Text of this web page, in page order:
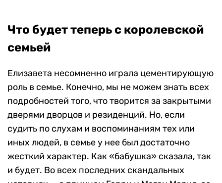
Что будет теперь с королевской
семьей
Елизавета несомненно играла цементирующую
роль в семье. Конечно, мы не можем знать всех
подробностей того, что творится за закрытыми
дверями дворцов и резиденций. Но, если
судить по слухам и воспоминаниям тех или
иных людей, в семье у нее был достаточно
жесткий характер. Как «бабушка» сказала, так
и будет. Во всех последних скандальных